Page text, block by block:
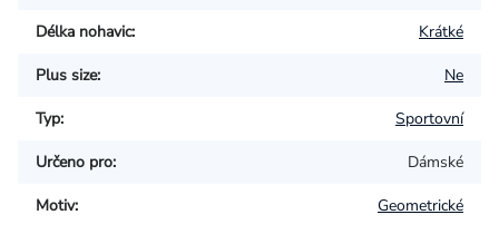
Délka nohavic: Krátké
Plus size: Ne
Typ: Sportovní
Určeno pro: Dámské
Motiv: Geometrické